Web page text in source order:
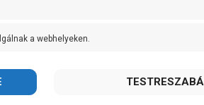
perc
a webhelyeken.